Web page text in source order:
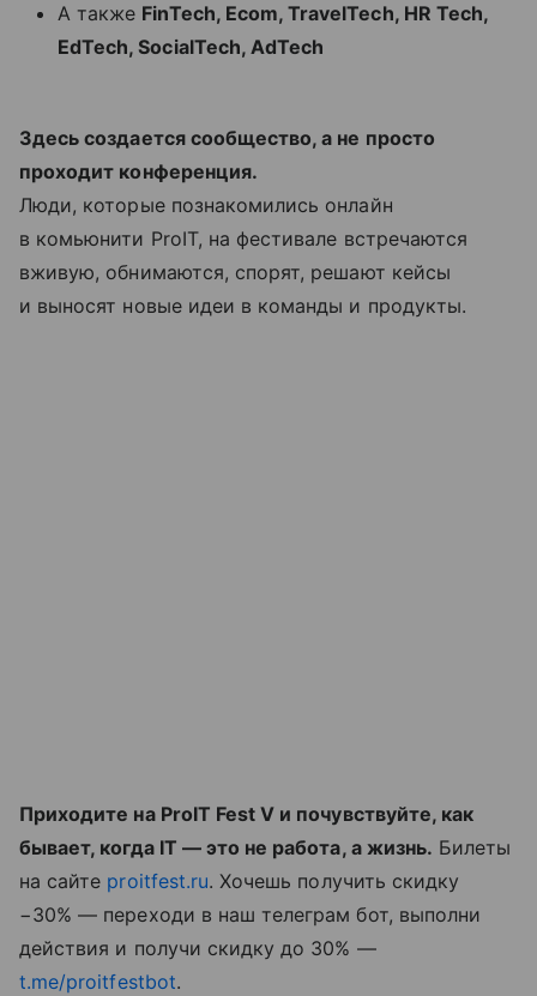
А также FinTech, Ecom, TravelTech, HR Tech,
EdTech, SocialTech, AdTech
Здесь создается сообщество, а не просто
проходит конференция.
Люди, которые познакомились онлайн
в комьюнити ProIT, на фестивале встречаются
вживую, обнимаются, спорят, решают кейсы
и выносят новые идеи в команды и продукты.
Приходите на ProIT Fest V и почувствуйте, как
бывает, когда IT — это не работа, а жизнь. Билеты
на сайте proitfest.ru. Хочешь получить скидку
−30% — переходи в наш телеграм бот, выполни
действия и получи скидку до 30% —
t.me/proitfestbot.